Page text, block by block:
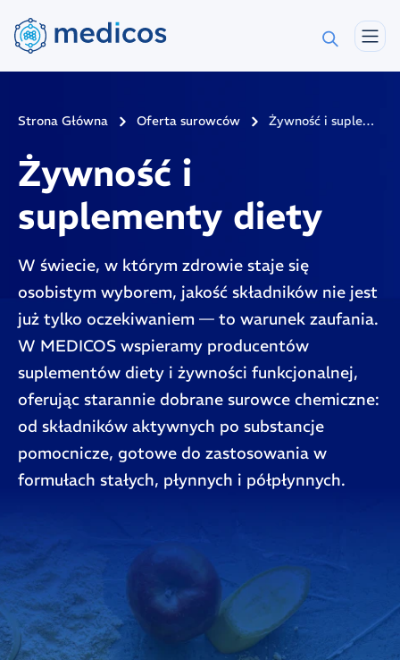
Strona Główna Oferta surowców Żywność i suplementy diety
Żywność i
suplementy diety
W świecie, w którym zdrowie staje się
osobistym wyborem, jakość składników nie jest
już tylko oczekiwaniem — to warunek zaufania.
W MEDICOS wspieramy producentów
suplementów diety i żywności funkcjonalnej,
oferując starannie dobrane surowce chemiczne:
od składników aktywnych po substancje
pomocnicze, gotowe do zastosowania w
formułach stałych, płynnych i półpłynnych.